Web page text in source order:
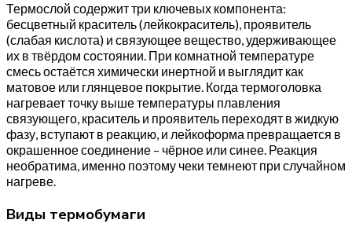
Термослой содержит три ключевых компонента:
бесцветный краситель (лейкокраситель), проявитель
(слабая кислота) и связующее вещество, удерживающее
их в твёрдом состоянии. При комнатной температуре
смесь остаётся химически инертной и выглядит как
матовое или глянцевое покрытие. Когда термоголовка
нагревает точку выше температуры плавления
связующего, краситель и проявитель переходят в жидкую
фазу, вступают в реакцию, и лейкоформа превращается в
окрашенное соединение – чёрное или синее. Реакция
необратима, именно поэтому чеки темнеют при случайном
нагреве.
Виды термобумаги